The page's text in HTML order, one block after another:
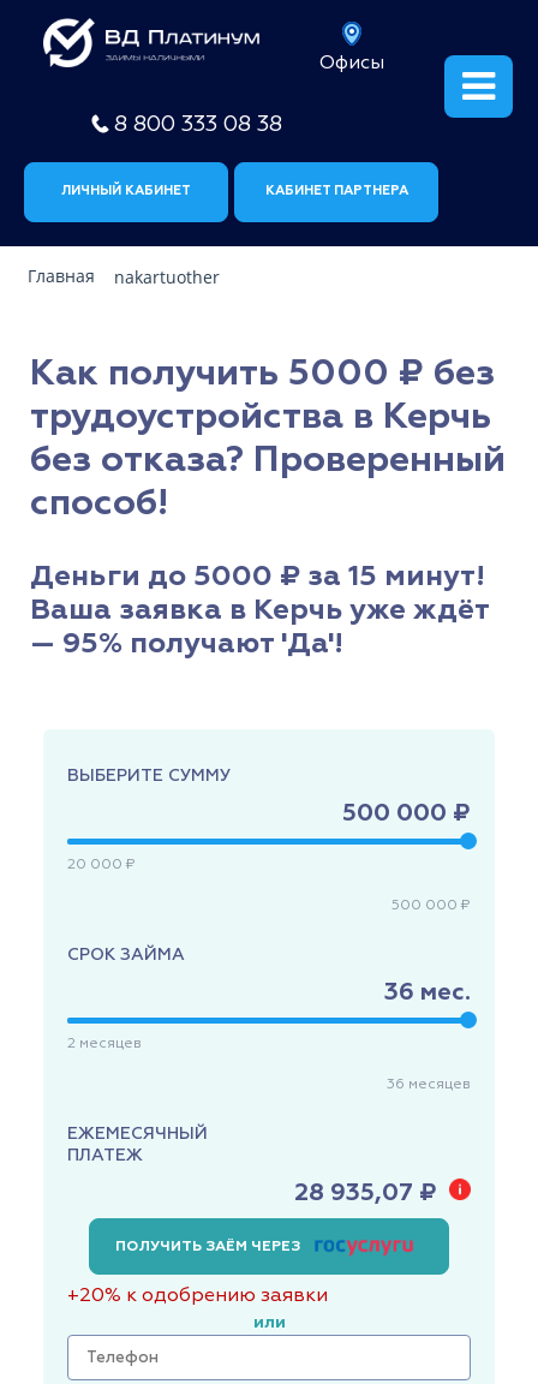
Офисы
8 800 333 08 38
ЛИЧНЫЙ КАБИНЕТ КАБИНЕТ ПАРТНЕРА
Главная nakartuother
Как получить 5000 ₽ без
трудоустройства в Керчь
без отказа? Проверенный
способ!
Деньги до 5000 ₽ за 15 минут!
Ваша заявка в Керчь уже ждёт
— 95% получают 'Да'!
ВЫБЕРИТЕ СУММУ
500 000 ₽
20 000 ₽
500 000 ₽
СРОК ЗАЙМА
36 мес.
2 месяцев
36 месяцев
ЕЖЕМЕСЯЧНЫЙ
ПЛАТЕЖ
28 935,07 ₽
ПОЛУЧИТЬ ЗАЁМ ЧЕРЕЗ
+20% к одобрению заявки
или